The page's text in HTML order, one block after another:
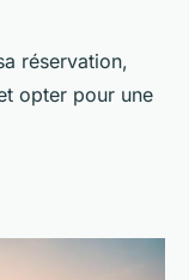
réservation,
opter pour une